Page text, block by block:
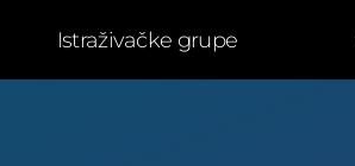
Istraživačke grupe